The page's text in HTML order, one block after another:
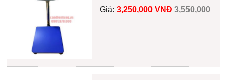
Giá: 3,250,000 VNĐ 3,550,000